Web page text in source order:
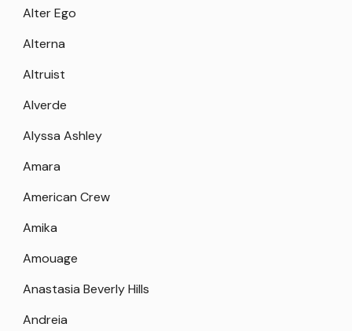
Alter Ego
Alterna
Altruist
Alverde
Alyssa Ashley
Amara
American Crew
Amika
Amouage
Anastasia Beverly Hills
Andreia